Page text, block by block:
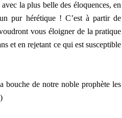
la plus belle des éloquences, en
pur hérétique ! C’est à partir de
vous éloigner de la pratique
et en rejetant ce qui est susceptible
bouche de notre noble prophète les